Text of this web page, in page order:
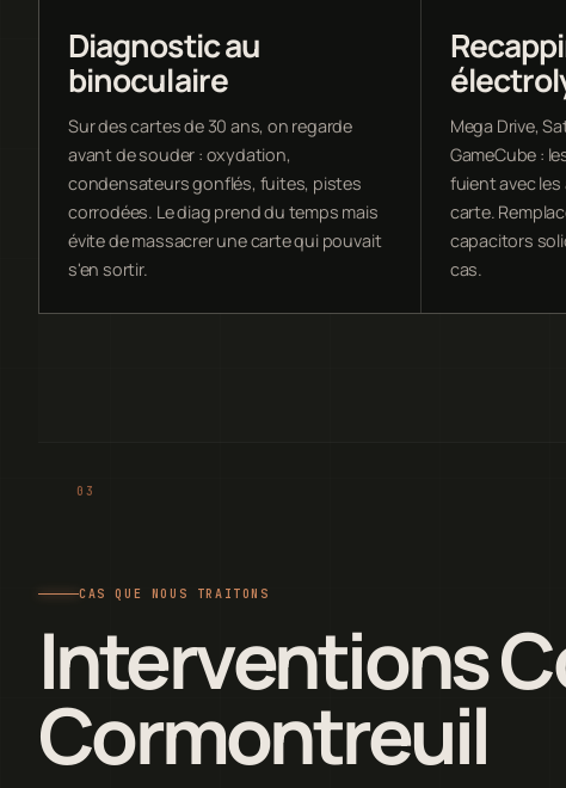
Diagnostic au
binoculaire
Sur des cartes de 30 ans, on regarde
avant de souder : oxydation,
condensateurs gonflés, fuites, pistes
corrodées. Le diag prend du temps mais
évite de massacrer une carte qui pouvait
s'en sortir.
Mega Drive,
GameCube :
fuient avec
carte.
capacitors
cas.
CAS QUE NOUS TRAITONS
Interventions
Cormontreuil